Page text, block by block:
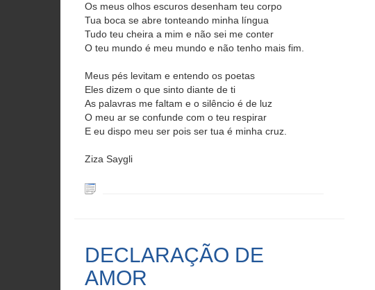
Os meus olhos escuros desenham teu corpo
Tua boca se abre tonteando minha língua
Tudo teu cheira a mim e não sei me conter
O teu mundo é meu mundo e não tenho mais fim.
Meus pés levitam e entendo os poetas
Eles dizem o que sinto diante de ti
As palavras me faltam e o silêncio é de luz
O meu ar se confunde com o teu respirar
E eu dispo meu ser pois ser tua é minha cruz.
Ziza Saygli
DECLARAÇÃO DE
AMOR